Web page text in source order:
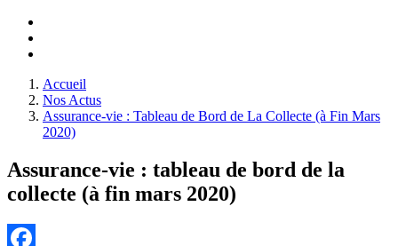
Accueil
Nos Actus
Assurance-vie : Tableau de Bord de La Collecte (à Fin Mars
2020)
Assurance-vie : tableau de bord de la
collecte (à fin mars 2020)